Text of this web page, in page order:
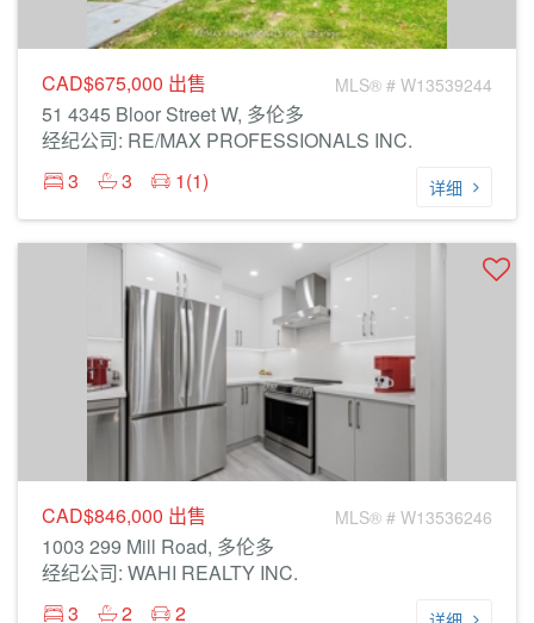
CAD$675,000 出售 MLS® # W13539244
51 4345 Bloor Street W, 多伦多
经纪公司: RE/MAX PROFESSIONALS INC.
3
3 1(1) 详细
CAD$846,000 出售 MLS® # W13536246
1003 299 Mill Road, 多伦多
经纪公司: WAHI REALTY INC.
3
2 2